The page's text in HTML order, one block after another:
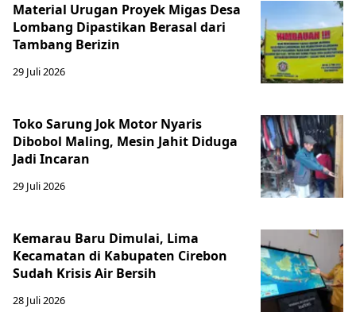
Material Urugan Proyek Migas Desa
Lombang Dipastikan Berasal dari
Tambang Berizin
29 Juli 2026
Toko Sarung Jok Motor Nyaris
Dibobol Maling, Mesin Jahit Diduga
Jadi Incaran
29 Juli 2026
Kemarau Baru Dimulai, Lima
Kecamatan di Kabupaten Cirebon
Sudah Krisis Air Bersih
28 Juli 2026